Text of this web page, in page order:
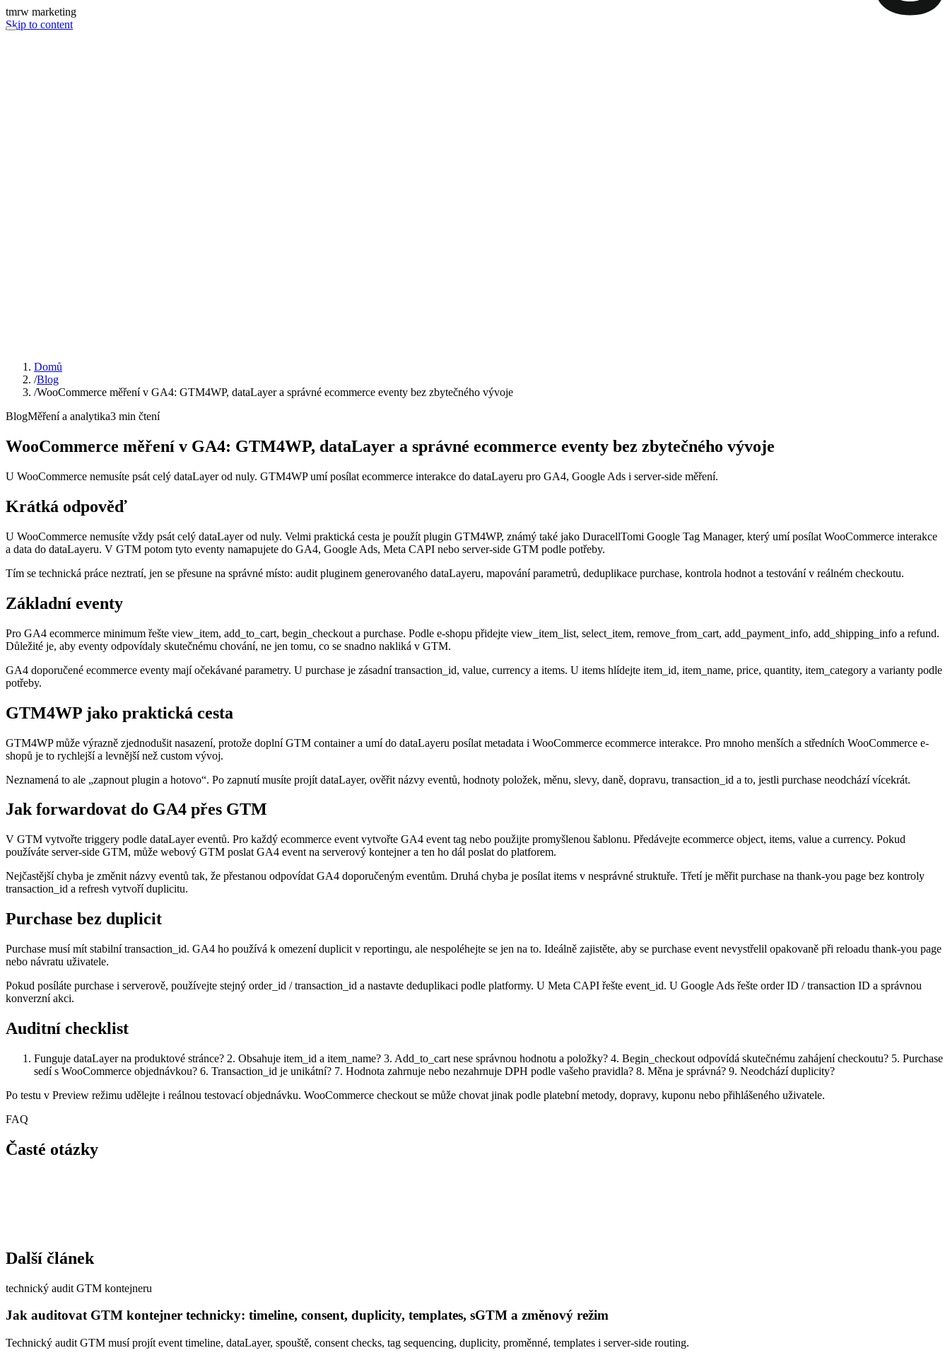
tmrw marketing
Skip to content
Domů
/Blog
/WooCommerce měření v GA4: GTM4WP, dataLayer a správné ecommerce eventy bez zbytečného vývoje
BlogMěření a analytika3 min čtení
WooCommerce měření v GA4: GTM4WP, dataLayer a správné ecommerce eventy bez zbytečného vývoje
U WooCommerce nemusíte psát celý dataLayer od nuly. GTM4WP umí posílat ecommerce interakce do dataLayeru pro GA4, Google Ads i server-side měření.
Krátká odpověď
U WooCommerce nemusíte vždy psát celý dataLayer od nuly. Velmi praktická cesta je použít plugin GTM4WP, známý také jako DuracellTomi Google Tag Manager, který umí posílat WooCommerce interakce
a data do dataLayeru. V GTM potom tyto eventy namapujete do GA4, Google Ads, Meta CAPI nebo server-side GTM podle potřeby.
Tím se technická práce neztratí, jen se přesune na správné místo: audit pluginem generovaného dataLayeru, mapování parametrů, deduplikace purchase, kontrola hodnot a testování v reálném checkoutu.
Základní eventy
Pro GA4 ecommerce minimum řešte view_item, add_to_cart, begin_checkout a purchase. Podle e-shopu přidejte view_item_list, select_item, remove_from_cart, add_payment_info, add_shipping_info a refund.
Důležité je, aby eventy odpovídaly skutečnému chování, ne jen tomu, co se snadno nakliká v GTM.
GA4 doporučené ecommerce eventy mají očekávané parametry. U purchase je zásadní transaction_id, value, currency a items. U items hlídejte item_id, item_name, price, quantity, item_category a varianty podle
potřeby.
GTM4WP jako praktická cesta
GTM4WP může výrazně zjednodušit nasazení, protože doplní GTM container a umí do dataLayeru posílat metadata i WooCommerce ecommerce interakce. Pro mnoho menších a středních WooCommerce e-
shopů je to rychlejší a levnější než custom vývoj.
Neznamená to ale „zapnout plugin a hotovo“. Po zapnutí musíte projít dataLayer, ověřit názvy eventů, hodnoty položek, měnu, slevy, daně, dopravu, transaction_id a to, jestli purchase neodchází vícekrát.
Jak forwardovat do GA4 přes GTM
V GTM vytvořte triggery podle dataLayer eventů. Pro každý ecommerce event vytvořte GA4 event tag nebo použijte promyšlenou šablonu. Předávejte ecommerce object, items, value a currency. Pokud
používáte server-side GTM, může webový GTM poslat GA4 event na serverový kontejner a ten ho dál poslat do platforem.
Nejčastější chyba je změnit názvy eventů tak, že přestanou odpovídat GA4 doporučeným eventům. Druhá chyba je posílat items v nesprávné struktuře. Třetí je měřit purchase na thank-you page bez kontroly
transaction_id a refresh vytvoří duplicitu.
Purchase bez duplicit
Purchase musí mít stabilní transaction_id. GA4 ho používá k omezení duplicit v reportingu, ale nespoléhejte se jen na to. Ideálně zajistěte, aby se purchase event nevystřelil opakovaně při reloadu thank-you page
nebo návratu uživatele.
Pokud posíláte purchase i serverově, používejte stejný order_id / transaction_id a nastavte deduplikaci podle platformy. U Meta CAPI řešte event_id. U Google Ads řešte order ID / transaction ID a správnou
konverzní akci.
Auditní checklist
Funguje dataLayer na produktové stránce? 2. Obsahuje item_id a item_name? 3. Add_to_cart nese správnou hodnotu a položky? 4. Begin_checkout odpovídá skutečnému zahájení checkoutu? 5. Purchase
sedí s WooCommerce objednávkou? 6. Transaction_id je unikátní? 7. Hodnota zahrnuje nebo nezahrnuje DPH podle vašeho pravidla? 8. Měna je správná? 9. Neodchází duplicity?
Po testu v Preview režimu udělejte i reálnou testovací objednávku. WooCommerce checkout se může chovat jinak podle platební metody, dopravy, kuponu nebo přihlášeného uživatele.
FAQ
Časté otázky
Další článek
technický audit GTM kontejneru
Jak auditovat GTM kontejner technicky: timeline, consent, duplicity, templates, sGTM a změnový režim
Technický audit GTM musí projít event timeline, dataLayer, spouště, consent checks, tag sequencing, duplicity, proměnné, templates i server-side routing.